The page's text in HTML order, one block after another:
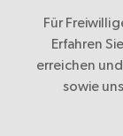
Für
Erfahren
erreichen
sowie